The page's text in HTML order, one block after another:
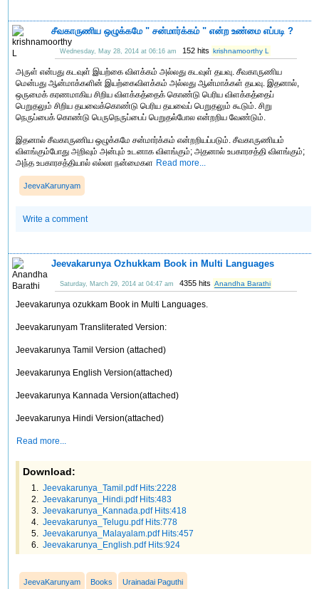
சீவகாருணிய ஒழுக்கமே " சன்மார்க்கம் " என்ற உண்மை எப்படி ?
Wednesday, May 28, 2014 at 06:16 am 152 hits krishnamoorthy L
அருள் என்பது கடவுள் இயற்கை விளக்கம் அல்லது கடவுள் தயவு. சீவகாருணிய
மென்பது ஆன்மாக்களின் இயற்கைவிளக்கம் அல்லது ஆன்மாக்கள் தயவு. இதனால்,
ஒருமைக் கரணமாகிய சிறிய விளக்கத்தைக் கொண்டு பெரிய விளக்கத்தைப்
பெறுதலும் சிறிய தயவைக்கொண்டு பெரிய தயவைப் பெறுதலும் கூடும். சிறு
நெருப்பைக் கொண்டு பெருநெருப்பைப் பெறுதல்போல என்றறிய வேண்டும்.
இதனால் சீவகாருணிய ஒழுக்கமே சன்மார்க்கம் என்றறியப்படும். சீவகாருணியம்
விளங்கும்போது அறிவும் அன்பும் உடனாக விளங்கும்; அதனால் உபகாரசத்தி விளங்கும்;
அந்த உபகாரசத்தியால் எல்லா நன்மைகள Read more...
JeevaKarunyam
Write a comment
Jeevakarunya Ozhukkam Book in Multi Languages
Saturday, March 29, 2014 at 04:47 am 4355 hits Anandha Barathi
Jeevakarunya ozukkam Book in Multi Languages.
Jeevakarunyam Transliterated Version:
Jeevakarunya Tamil Version (attached)
Jeevakarunya English Version(attached)
Jeevakarunya Kannada Version(attached)
Jeevakarunya Hindi Version(attached)
Read more...
Download:
Jeevakarunya_Tamil.pdf Hits:2228
Jeevakarunya_Hindi.pdf Hits:483
Jeevakarunya_Kannada.pdf Hits:418
Jeevakarunya_Telugu.pdf Hits:778
Jeevakarunya_Malayalam.pdf Hits:457
Jeevakarunya_English.pdf Hits:924
JeevaKarunyam Books Urainadai Paguthi